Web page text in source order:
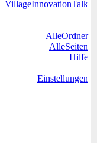
VillageInnovationTalk
AlleOrdner
AlleSeiten
Hilfe
Einstellungen